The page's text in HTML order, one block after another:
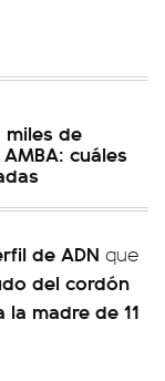
miles de
cuáles
de ADN que
del cordón
la madre de 11